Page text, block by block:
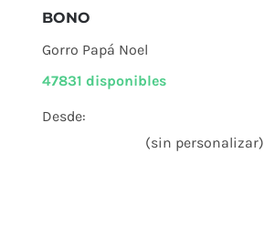
BONO
Gorro Papá Noel
47831 disponibles
Desde:
(sin personalizar)